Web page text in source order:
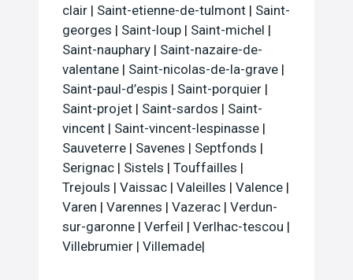
clair | Saint-etienne-de-tulmont | Saint-
georges | Saint-loup | Saint-michel |
Saint-nauphary | Saint-nazaire-de-
valentane | Saint-nicolas-de-la-grave |
Saint-paul-d’espis | Saint-porquier |
Saint-projet | Saint-sardos | Saint-
vincent | Saint-vincent-lespinasse |
Sauveterre | Savenes | Septfonds |
Serignac | Sistels | Touffailles |
Trejouls | Vaissac | Valeilles | Valence |
Varen | Varennes | Vazerac | Verdun-
sur-garonne | Verfeil | Verlhac-tescou |
Villebrumier | Villemade|